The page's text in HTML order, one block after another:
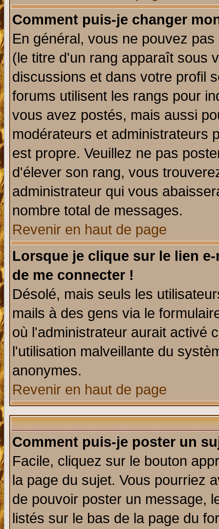
Comment puis-je changer
En général, vous ne pouvez
(le titre d'un rang apparaît sous
discussions et dans votre profil
forums utilisent les rangs pour
vous avez postés, mais aussi
modérateurs et administrateurs
est propre. Veuillez ne pas
d'élever son rang, vous
administrateur qui vous
nombre total de messages.
Revenir en haut de page
Lorsque je clique sur le lien
de me connecter !
Désolé, mais seuls les
mails à des gens via le
où l'administrateur aurait activé
l'utilisation malveillante du
anonymes.
Revenir en haut de page
Comment puis-je poster un
Facile, cliquez sur le bouton
la page du sujet. Vous pourriez
de pouvoir poster un message,
listés sur le bas de la page du